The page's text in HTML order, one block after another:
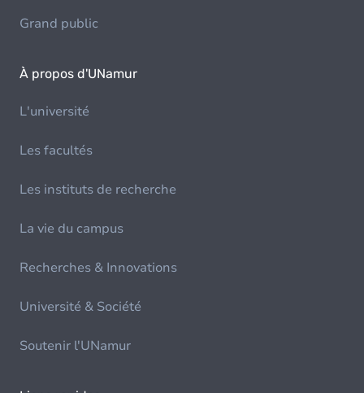
Grand public
À propos d'UNamur
L'université
Les facultés
Les instituts de recherche
La vie du campus
Recherches & Innovations
Université & Société
Soutenir l'UNamur